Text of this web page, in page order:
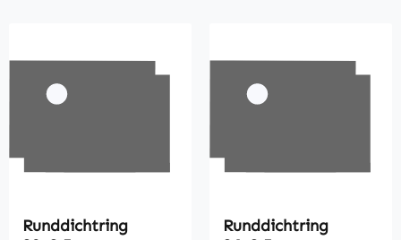
Runddichtring
Runddichtring